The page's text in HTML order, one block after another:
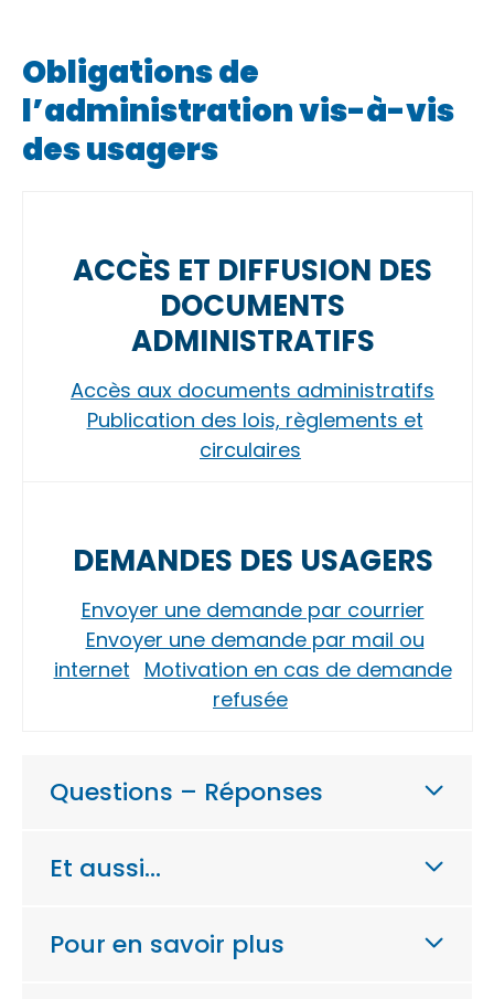
Obligations de
l’administration vis-à-vis
des usagers
ACCÈS ET DIFFUSION DES
DOCUMENTS
ADMINISTRATIFS
Accès aux documents administratifs
Publication des lois, règlements et
circulaires
DEMANDES DES USAGERS
Envoyer une demande par courrier
Envoyer une demande par mail ou
internet Motivation en cas de demande
refusée
Questions – Réponses
Et aussi…
Pour en savoir plus